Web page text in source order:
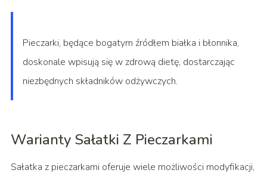
Pieczarki, będące bogatym źródłem białka i błonnika,
doskonale wpisują się w zdrową dietę, dostarczając
niezbędnych składników odżywczych.
Warianty Sałatki Z Pieczarkami
Sałatka z pieczarkami oferuje wiele możliwości modyfikacji,